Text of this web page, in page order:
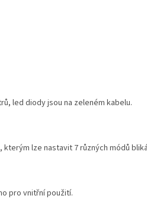
led diody jsou na zeleném kabelu.
kterým lze nastavit 7 různých módů
pro vnitřní použití.